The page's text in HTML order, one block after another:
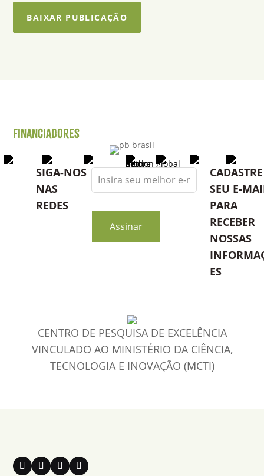
BAIXAR PUBLICAÇÃO
Financiadores
SIGA-NOS
NAS
REDES
Leave
this
blank
Assinar
CADASTRE
SEU E-
PARA
RECEBER
NOSSAS
ES
CENTRO DE PESQUISA DE EXCELÊNCIA
VINCULADO AO MINISTÉRIO DA CIÊNCIA,
TECNOLOGIA E INOVAÇÃO (MCTI)